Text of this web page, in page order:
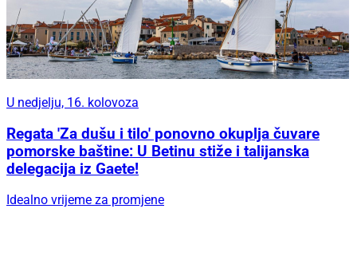
U nedjelju, 16. kolovoza
Regata 'Za dušu i tilo' ponovno okuplja čuvare
pomorske baštine: U Betinu stiže i talijanska
delegacija iz Gaete!
Idealno vrijeme za promjene